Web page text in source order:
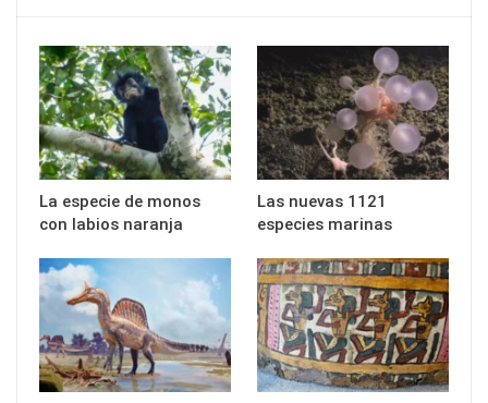
La especie de monos
con labios naranja
Las nuevas 1121
especies marinas